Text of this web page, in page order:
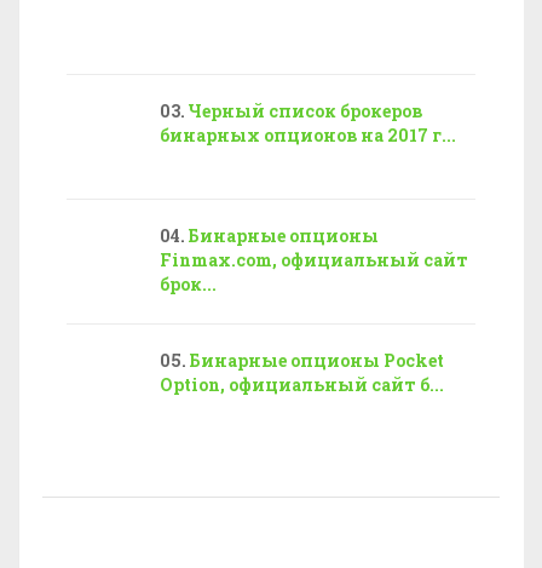
Черный список брокеров
бинарных опционов на 2017 г...
Бинарные опционы
Finmax.com, официальный сайт
брок...
Бинарные опционы Pocket
Option, официальный сайт б...